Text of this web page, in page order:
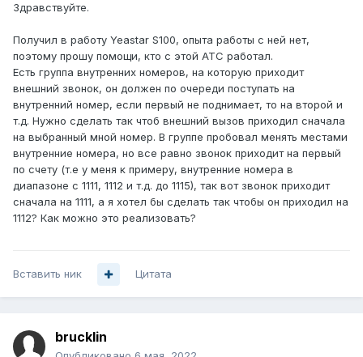
Здравствуйте.
Получил в работу Yeastar S100, опыта работы с ней нет,
поэтому прошу помощи, кто с этой АТС работал.
Есть группа внутренних номеров, на которую приходит
внешний звонок, он должен по очереди поступать на
внутренний номер, если первый не поднимает, то на второй и
т.д. Нужно сделать так чтоб внешний вызов приходил сначала
на выбранный мной номер. В группе пробовал менять местами
внутренние номера, но все равно звонок приходит на первый
по счету (т.е у меня к примеру, внутренние номера в
диапазоне с 1111, 1112 и т.д. до 1115), так вот звонок приходит
сначала на 1111, а я хотел бы сделать так чтобы он приходил на
1112? Как можно это реализовать?
Вставить ник Цитата
brucklin